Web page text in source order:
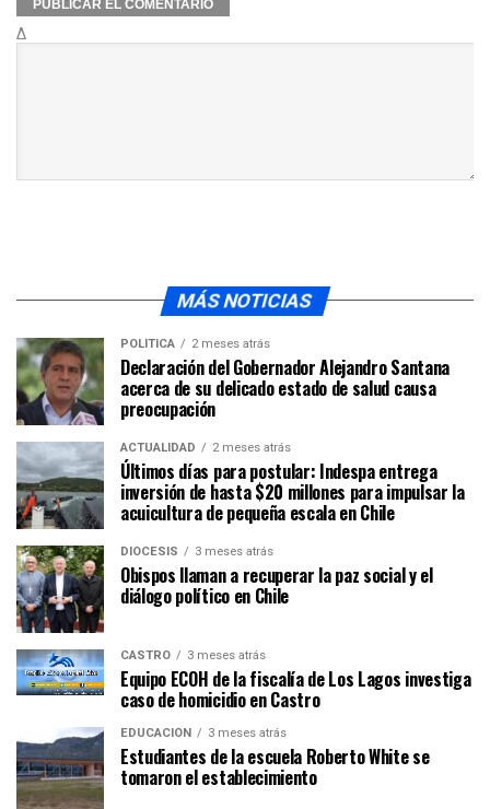
Δ
MÁS NOTICIAS
POLÍTICA 2 meses atrás
Declaración del Gobernador Alejandro Santana
acerca de su delicado estado de salud causa
preocupación
ACTUALIDAD 2 meses atrás
Últimos días para postular: Indespa entrega
inversión de hasta $20 millones para impulsar la
acuicultura de pequeña escala en Chile
DIÓCESIS 3 meses atrás
Obispos llaman a recuperar la paz social y el
diálogo político en Chile
CASTRO 3 meses atrás
Equipo ECOH de la fiscalía de Los Lagos investiga
caso de homicidio en Castro
EDUCACIÓN 3 meses atrás
Estudiantes de la escuela Roberto White se
tomaron el establecimiento